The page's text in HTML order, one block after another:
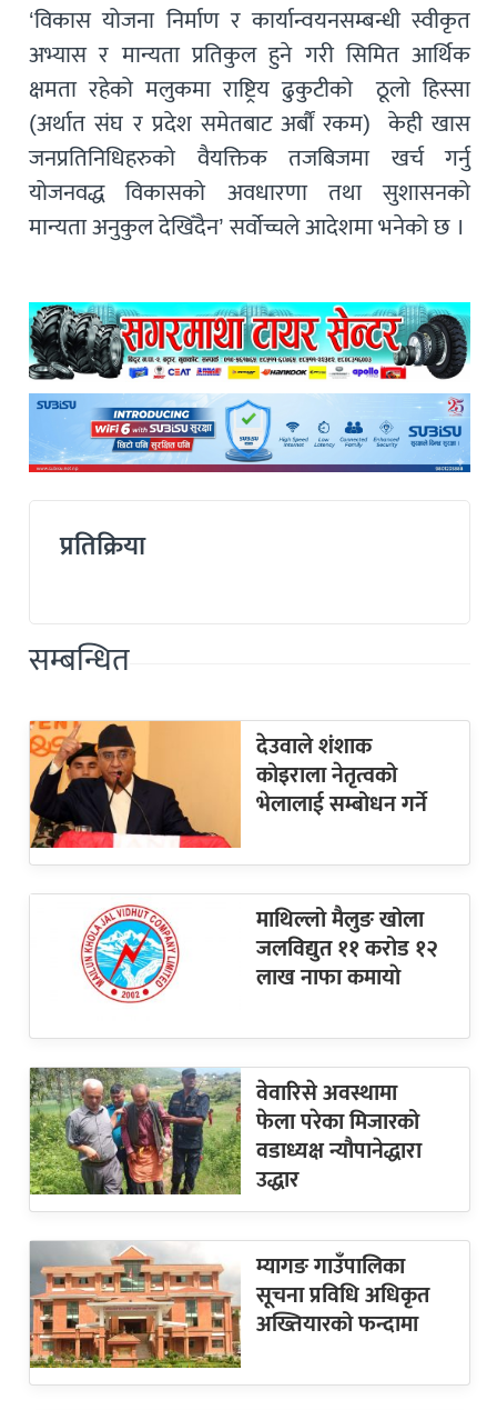
‘विकास योजना निर्माण र कार्यान्वयनसम्बन्धी स्वीकृत
अभ्यास र मान्यता प्रतिकुल हुने गरी सिमित आर्थिक
क्षमता रहेको मलुकमा राष्ट्रिय ढुकुटीको ठूलो हिस्सा
(अर्थात संघ र प्रदेश समेतबाट अर्बौं रकम) केही खास
जनप्रतिनिधिहरुको वैयक्तिक तजबिजमा खर्च गर्नु
योजनवद्ध विकासको अवधारणा तथा सुशासनको
मान्यता अनुकुल देखिँदैन’ सर्वोच्चले आदेशमा भनेको छ ।
प्रतिक्रिया
सम्बन्धित
देउवाले शंशाक
कोइराला नेतृत्वको
भेलालाई सम्बोधन गर्ने
माथिल्लो मैलुङ खोला
जलविद्युत ११ करोड १२
लाख नाफा कमायाे
वेवारिसे अवस्थामा
फेला परेका मिजारको
वडाध्यक्ष न्यौपानेद्धारा
उद्धार
म्यागङ गाउँपालिका
सूचना प्रविधि अधिकृत
अख्तियारको फन्दामा